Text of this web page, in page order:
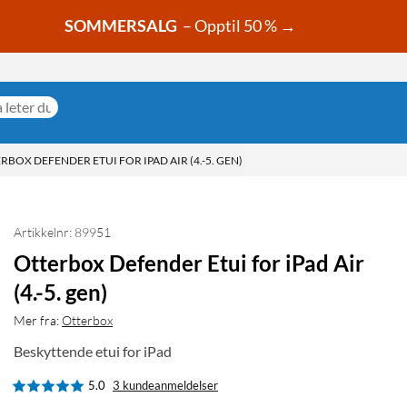
SOMMERSALG – Opptil 50 % →
DEFENDER ETUI FOR IPAD AIR (4.-5. GEN)
Artikkelnr: 89951
Otterbox Defender Etui for iPad Air
(4.-5. gen)
Mer fra:Otterbox
Beskyttende etui for iPad
5.0 3 kundeanmeldelser